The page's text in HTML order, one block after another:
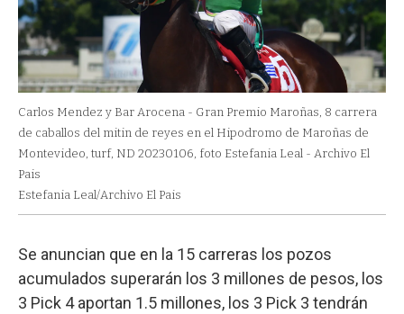
Carlos Mendez y Bar Arocena - Gran Premio Maroñas, 8 carrera
de caballos del mitin de reyes en el Hipodromo de Maroñas de
Montevideo, turf, ND 20230106, foto Estefania Leal - Archivo El
Pais
Estefania Leal/Archivo El Pais
Se anuncian que en la 15 carreras los pozos
acumulados superarán los 3 millones de pesos, los
3 Pick 4 aportan 1.5 millones, los 3 Pick 3 tendrán